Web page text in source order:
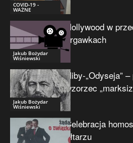
COVID-19 -
WAŻNE
Jakub Bożydar
Wiśniewski
Hollywood w
drgawkach
Jakub Bożydar
Wiśniewski
Niby-„Odyseja”
wzorzec
Celebracja
ołtarzu